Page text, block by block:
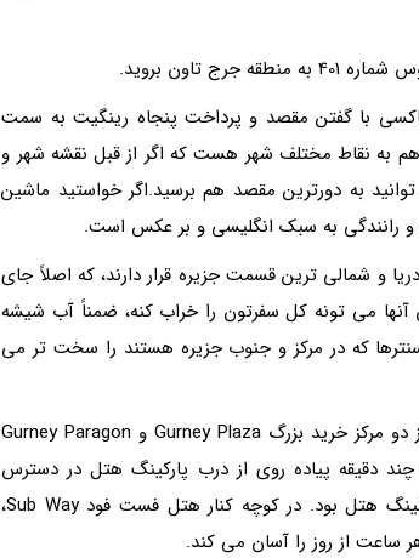
با گفتن مقصد و پرداخت پنجاه رینگیت به سمت
هم به نقاط مختلف شهر هست که اگر از قبل نقشه شهر و
به دورترین مقصد هم برسید.اگر خواستید ماشین
و رانندگى به سبک انگلیسى و بر عکس است.
و شمالى ترین قسمت جزیره قرار دارند، که اصلاً جاى
مى تونه کل سفرتون را خراب کنه، ضمناً آب شیشه
که در مرکز و جنوب جزیره هستند را سخت تر مى
هتل ما پنج ستاره به نام Ever Green در خیابان گرنى و با فاصله کمى از دو مرکز خرید بزرگ Gurney Plaza و Gurney Paragon
چند دقیقه پیاده روى از درب پارکینگ هتل در دسترس
هستند، همچنین ایستگاه اتوبوس هم در خیابان پشتى، مقابل درب پارکینگ هتل بود. در کوچه کنار هتل فست فود Sub Way،
ساعت از روز را آسان مى کند.